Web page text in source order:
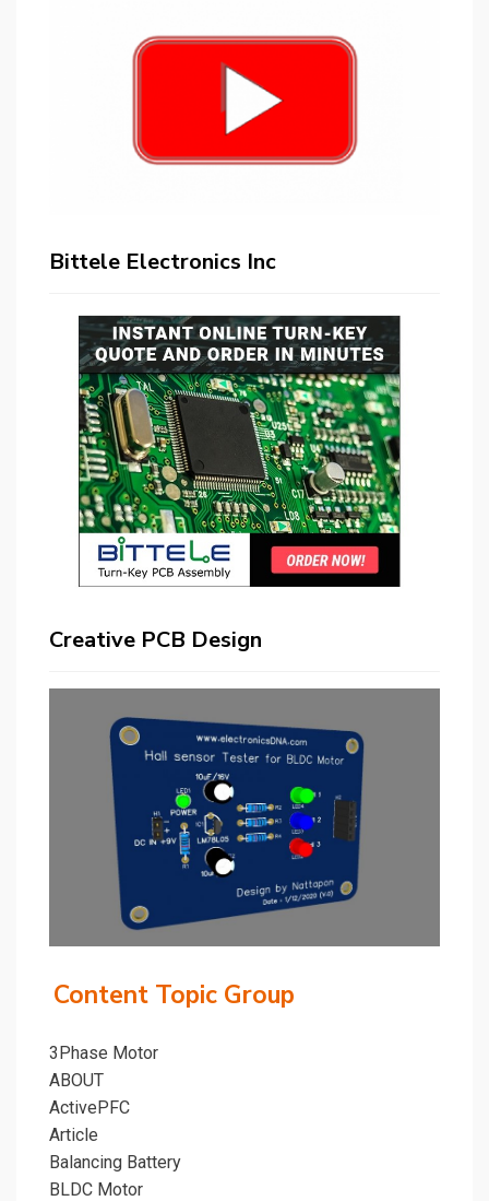
Bittele Electronics Inc
Creative PCB Design
Content Topic Group
3Phase Motor
ABOUT
ActivePFC
Article
Balancing Battery
BLDC Motor